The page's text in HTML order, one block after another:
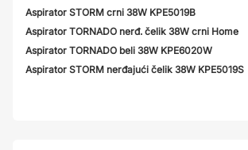
Aspirator STORM crni 38W KPE5019B
Aspirator TORNADO nerđ. čelik 38W crni Home
Aspirator TORNADO beli 38W KPE6020W
Aspirator STORM nerđajući čelik 38W KPE5019S